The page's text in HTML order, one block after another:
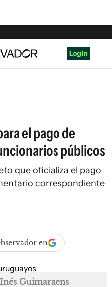
Login
el pago de
públicos
que oficializa el pago
correspondiente
en
Guimaraens